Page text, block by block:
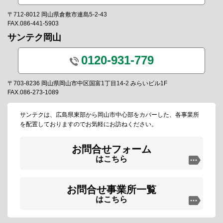
〒712-8012 岡山県倉敷市連島5-2-43
FAX.086-441-5903
サンテク岡山
0120-931-779
〒703-8236 岡山県岡山市中区国富1丁目14-2 みらいビル1F
FAX.086-273-1089
サンテクは、広島県東部から岡山市中心部をカバーした、各事業所
を配置しておりますのでお気軽にお訪ねください。
お問合せフォーム
はこちら
お問合せ事業所一覧
はこちら